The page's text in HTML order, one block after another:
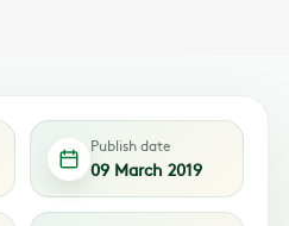
Publish date
09 March 2019